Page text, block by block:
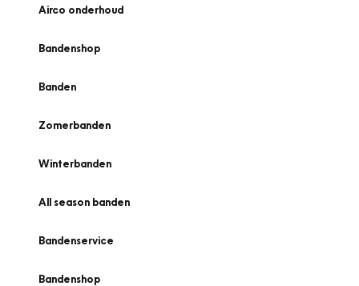
Airco onderhoud
Bandenshop
Banden
Zomerbanden
Winterbanden
All season banden
Bandenservice
Bandenshop